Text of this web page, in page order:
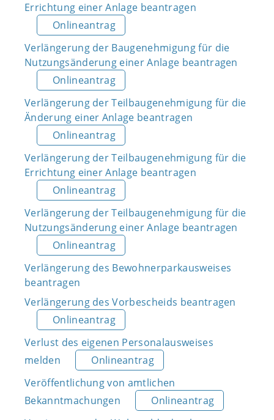
Errichtung einer Anlage beantragen
Onlineantrag
Verlängerung der Baugenehmigung für die
Nutzungsänderung einer Anlage beantragen
Onlineantrag
Verlängerung der Teilbaugenehmigung für die
Änderung einer Anlage beantragen
Onlineantrag
Verlängerung der Teilbaugenehmigung für die
Errichtung einer Anlage beantragen
Onlineantrag
Verlängerung der Teilbaugenehmigung für die
Nutzungsänderung einer Anlage beantragen
Onlineantrag
Verlängerung des Bewohnerparkausweises
beantragen
Verlängerung des Vorbescheids beantragen
Onlineantrag
Verlust des eigenen Personalausweises
melden
Onlineantrag
Veröffentlichung von amtlichen
Bekanntmachungen
Onlineantrag